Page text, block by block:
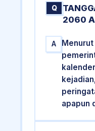
Q
2060
A
apapun